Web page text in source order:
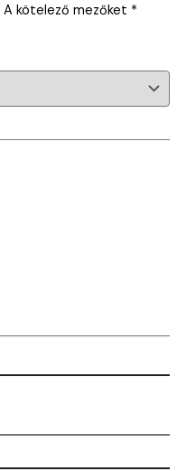
A kötelező mezőket *